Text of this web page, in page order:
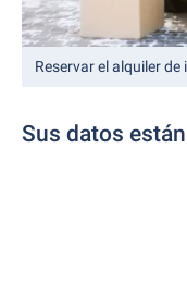
Reservar el alquiler
Sus datos